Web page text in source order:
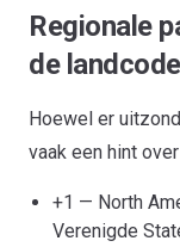
Regionale
de
Hoewel er
vaak een hint
+1 — North
Verenigde